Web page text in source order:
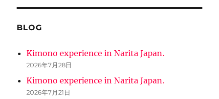
BLOG
Kimono experience in Narita Japan.
2026年7月28日
Kimono experience in Narita Japan.
2026年7月21日